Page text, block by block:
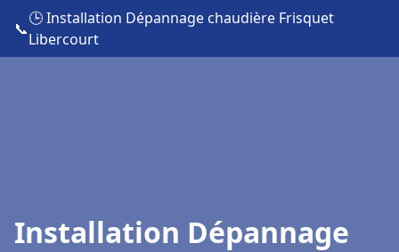
📞
🕒 Installation Dépannage chaudière Frisquet
Libercourt
Installation Dépannage